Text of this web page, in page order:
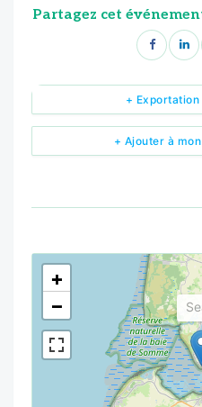
Partagez cet
+ Ajouter à
+
<!---->
+
−